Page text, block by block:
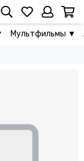
Мультфильмы ▼